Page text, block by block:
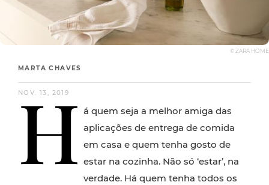
© ZARA HOME
MARTA CHAVES
NOV. 13, 2019
H á quem seja a melhor amiga das
aplicações de entrega de comida
em casa e quem tenha gosto de
estar na cozinha. Não só ‘estar’, na
verdade. Há quem tenha todos os